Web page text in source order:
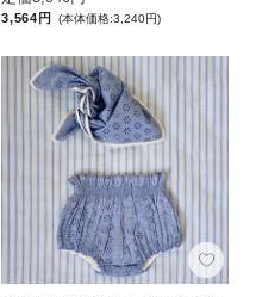
3,564円 (本体価格:3,240円)